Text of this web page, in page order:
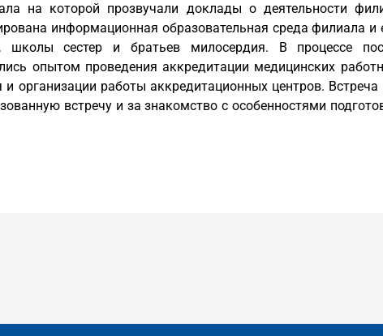
на которой прозвучали доклады о деятельности
информационная образовательная среда филиала и
школы сестер и братьев милосердия. В процессе
опытом проведения аккредитации медицинских
организации работы аккредитационных центров.
встречу и за знакомство с особенностями